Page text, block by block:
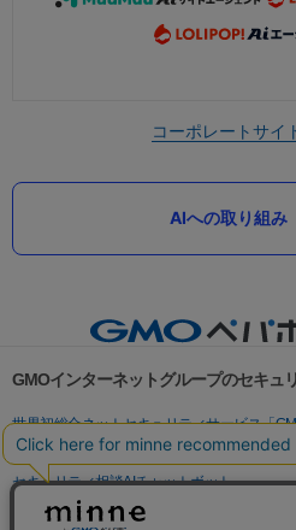
コーポレートサイ
AIへの取り組み
GMOインターネットグループのセキュ
世界初総合ネットセキュリティサービス「
パスワード漏洩診断
Webサイトリスク診
セキュリティ相談AIチャットボット
実在証明・盗聴対策